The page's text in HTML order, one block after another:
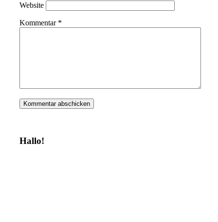
Website
Kommentar *
Hallo!